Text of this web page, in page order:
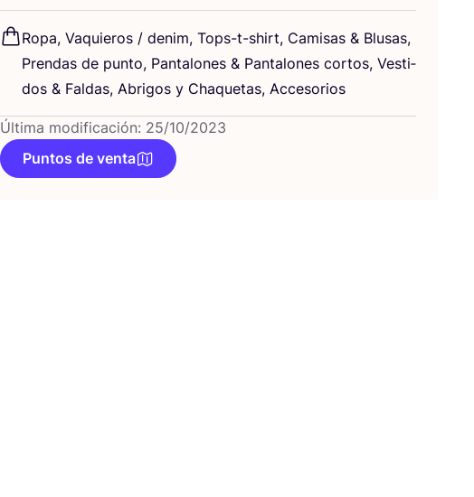
Ropa, Vaquie­ros / denim, Tops-t-shirt, Cami­sas & Blu­sas,
Pren­das de pun­to, Pan­ta­lo­nes & Pan­ta­lo­nes cor­tos, Ves­ti­
dos & Fal­das, Abri­gos y Cha­que­tas, Accesorios
Última modificación: 25/10/2023
Puntos de venta